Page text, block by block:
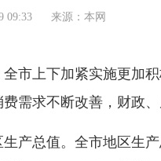
09:33 来源：本网
上下加紧实施更加积
需求不断改善，财政
总值。全市地区生产